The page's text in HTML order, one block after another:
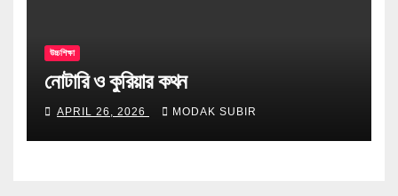
উচ্চশিক্ষা
নোটারি ও কুরিয়ার কথন
APRIL 26, 2026 MODAK SUBIR